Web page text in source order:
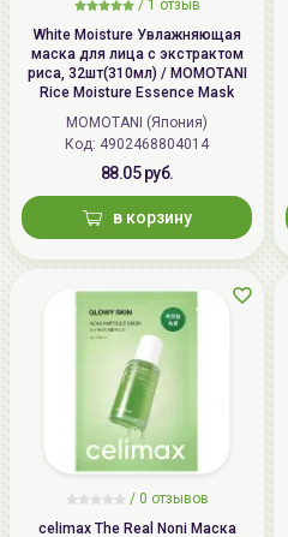
/ 1 отзыв
White Moisture Увлажняющая
маска для лица с экстрактом
риса, 32шт(310мл) / MOMOTANI
Rice Moisture Essence Mask
MOMOTANI (Япония)
Код: 4902468804014
88.05 руб.
в корзину
/ 0 отзывов
celimax The Real Noni Маска